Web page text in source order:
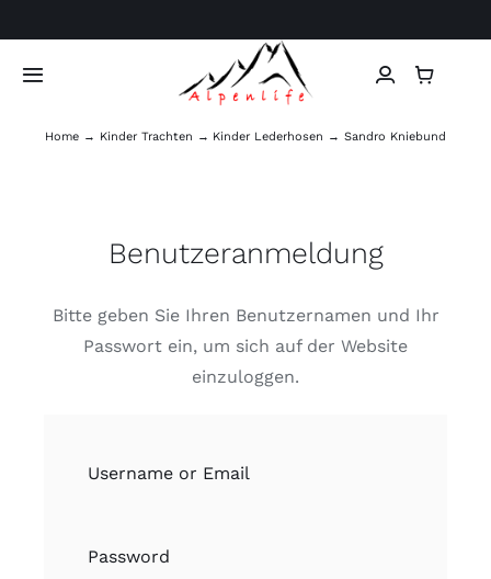
to
content
Toggle
Home
Kinder Trachten
Tierfell
Home Kinder Trachten Kinder Lederhosen Sandro Kniebund
Benutzeranmeldung
Bitte geben Sie Ihren Benutzernamen und Ihr
Passwort ein, um sich auf der Website
einzuloggen.